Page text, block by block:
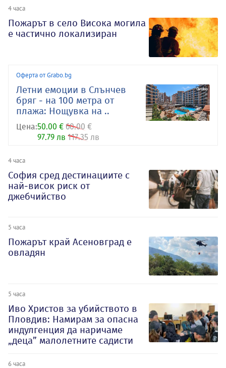
4 часа
Пожарът в село Висока могила
е частично локализиран
Оферта от Grabo.bg
Летни емоции в Слънчев
бряг - на 100 метра от
плажа: Нощувка на ..
Цена:50.00 € 60.00 €
97.79 лв 117.35 лв
4 часа
София сред дестинациите с
най-висок риск от
джебчийство
5 часа
Пожарът край Асеновград е
овладян
5 часа
Иво Христов за убийството в
Пловдив: Намирам за опасна
индулгенция да наричаме
„деца” малолетните садисти
6 часа